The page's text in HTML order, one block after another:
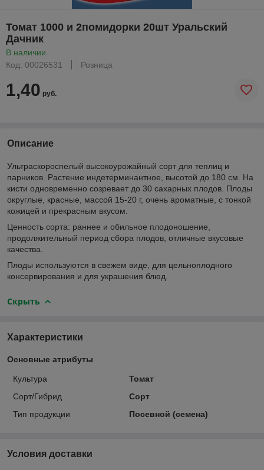
Томат 1000 и 2помидорки 20шт Уральский
Дачник
В наличии
Код: 00026531
Розница
1,40 руб.
Описание
Ультраскороспелый высокоурожайный сорт для теплиц и
парников. Растение индетерминантное, высотой до 180 см. На
кисти одновременно созревает до 30 сахарных плодов. Плоды
округлые, красные, массой 15-20 г, очень ароматные, с тонкой
кожицей и прекрасным вкусом.
Ценность сорта: раннее и обильное плодоношение,
продолжительный период сбора плодов, отличные вкусовые
качества.
Плоды используются в свежем виде, для цельноплодного
консервирования и для украшения блюд.
Скрыть
Характеристики
Основные атрибуты
Культура
Томат
Сорт/Гибрид
Сорт
Тип продукции
Посевной (семена)
Условия доставки